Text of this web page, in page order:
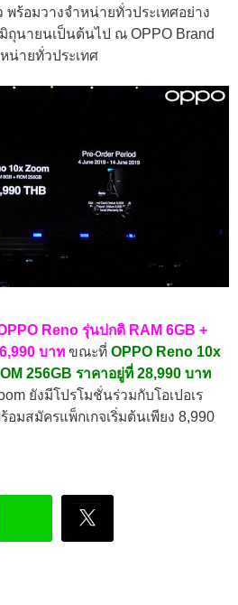
พร้อมวางจำหน่ายทั่วประเทศอย่าง
ถุนายนเป็นต้นไป ณ OPPO Brand
น่ายทั่วประเทศ
Reno รุ่นปกติ RAM 6GB +
บาท ขณะที่ OPPO Reno 10x
256GB ราคาอยู่ที่ 28,990 บาท
ยังมีโปรโมชั่นร่วมกับโอเปอเร
อมสมัครแพ็กเกจเริ่มต้นเพียง 8,990